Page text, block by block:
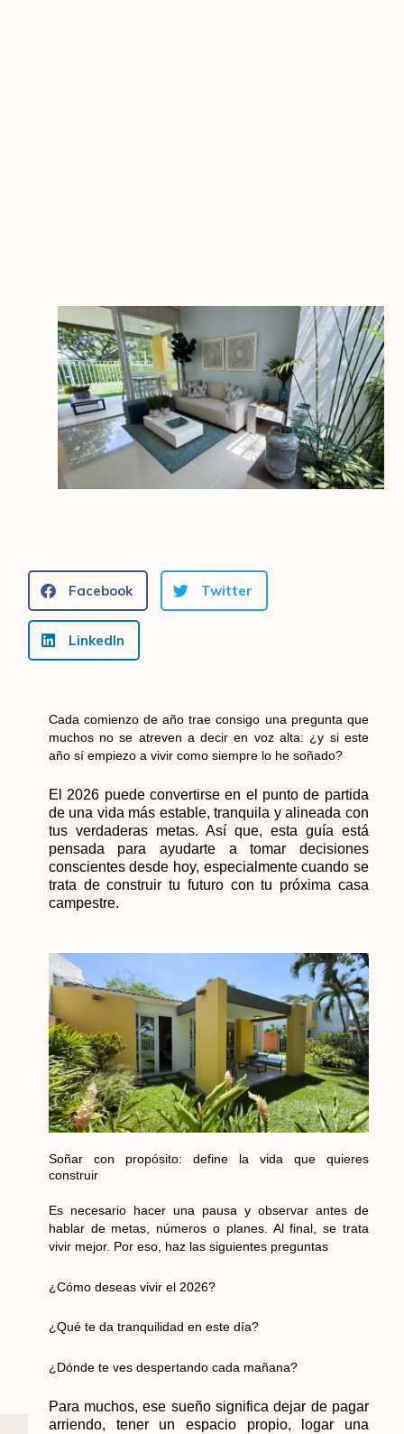
Facebook Twitter
LinkedIn
Cada comienzo de año trae consigo una pregunta que
muchos no se atreven a decir en voz alta: ¿y si este
año sí empiezo a vivir como siempre lo he soñado?
El 2026 puede convertirse en el punto de partida
de una vida más estable, tranquila y alineada con
tus verdaderas metas. Así que, esta guía está
pensada para ayudarte a tomar decisiones
conscientes desde hoy, especialmente cuando se
trata de construir tu futuro con tu próxima casa
campestre.
Soñar con propósito: define la vida que quieres
construir
Es necesario hacer una pausa y observar antes de
hablar de metas, números o planes. Al final, se trata
vivir mejor. Por eso, haz las siguientes preguntas
¿Cómo deseas vivir el 2026?
¿Qué te da tranquilidad en este día?
¿Dónde te ves despertando cada mañana?
Para muchos, ese sueño significa dejar de pagar
arriendo, tener un espacio propio, logar una